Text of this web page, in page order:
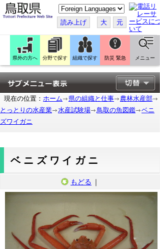
こ
の
ペ
ー
ジ
翻
訳
す
る
読み上げ 大 元
県外の方へ 分野で探す 組織で探す 防災 緊急 メニュー
現在の位置： ホーム 県の組織と仕事
農林水産部
とっとりの水産業
水産試験場 鳥取の魚図鑑
ベニ
ズワイガニ
ベニズワイガニ
もどる ｜